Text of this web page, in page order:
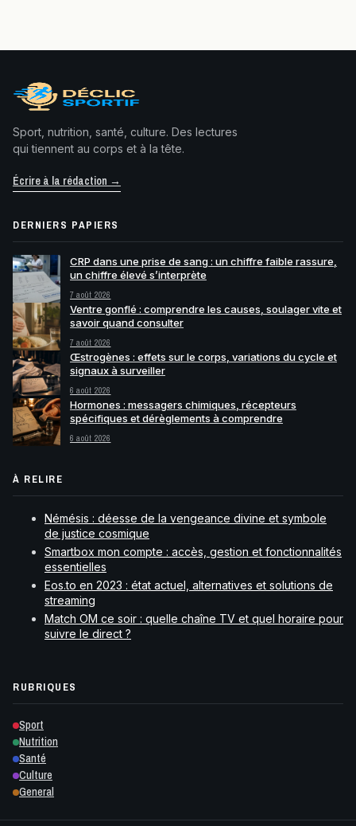
Sport, nutrition, santé, culture. Des lectures
qui tiennent au corps et à la tête.
Écrire à la rédaction →
DERNIERS PAPIERS
CRP dans une prise de sang : un chiffre faible rassure,
un chiffre élevé s’interprète
7 août 2026
Ventre gonflé : comprendre les causes, soulager vite et
savoir quand consulter
7 août 2026
Œstrogènes : effets sur le corps, variations du cycle et
signaux à surveiller
6 août 2026
Hormones : messagers chimiques, récepteurs
spécifiques et dérèglements à comprendre
6 août 2026
À RELIRE
Némésis : déesse de la vengeance divine et symbole
de justice cosmique
Smartbox mon compte : accès, gestion et fonctionnalités
essentielles
Eos.to en 2023 : état actuel, alternatives et solutions de
streaming
Match OM ce soir : quelle chaîne TV et quel horaire pour
suivre le direct ?
RUBRIQUES
Sport
Nutrition
Santé
Culture
General